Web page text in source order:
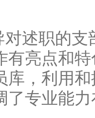
对述职的
有亮点和
库，利用
了专业能